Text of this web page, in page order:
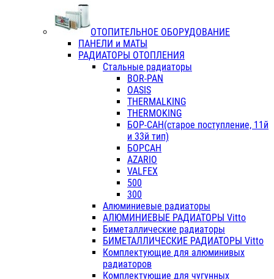
ОТОПИТЕЛЬНОЕ ОБОРУДОВАНИЕ
ПАНЕЛИ и МАТЫ
РАДИАТОРЫ ОТОПЛЕНИЯ
Стальные радиаторы
BOR-PAN
OASIS
THERMALKING
THERMOKING
БОР-САН(старое поступление, 11й
и 33й тип)
БОРСАН
AZARIO
VALFEX
500
300
Алюминиевые радиаторы
АЛЮМИНИЕВЫЕ РАДИАТОРЫ Vitto
Биметаллические радиаторы
БИМЕТАЛЛИЧЕСКИЕ РАДИАТОРЫ Vitto
Комплектующие для алюминивых
радиаторов
Комплектующие для чугунных